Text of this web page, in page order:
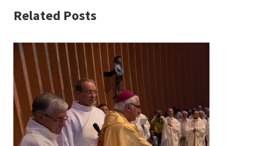
Related Posts